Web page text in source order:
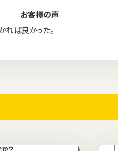
お客様の声
ば良かった。